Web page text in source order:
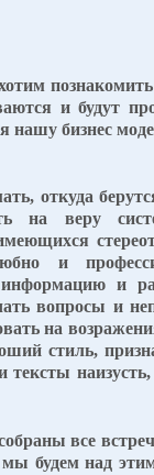
и будут
нашу бизнес
откуда
на веру
и
и
вопросы и
на
стиль,
тексты
все
будем над